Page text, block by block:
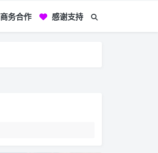
商务合作 感谢支持